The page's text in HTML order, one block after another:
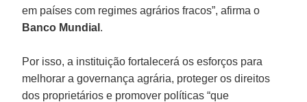
em países com regimes agrários fracos”, afirma o
Banco Mundial .
Por isso, a instituição fortalecerá os esforços para
melhorar a governança agrária, proteger os direitos
dos proprietários e promover políticas “que